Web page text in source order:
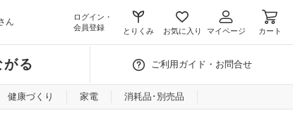
ん
ログイン・
会員登録
とりくみ お気に入り マイページ カート
る ご利用ガイド・お問合せ
健康づくり 家電 消耗品･別売品